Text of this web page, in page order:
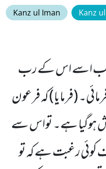
Kanz ul Iman Kanz
جب اسے اس کے رب
(فرمایا) کہ فرعون
ہوگیا ہے۔ تواس سے
کوئی رغبت ہے کہ تو